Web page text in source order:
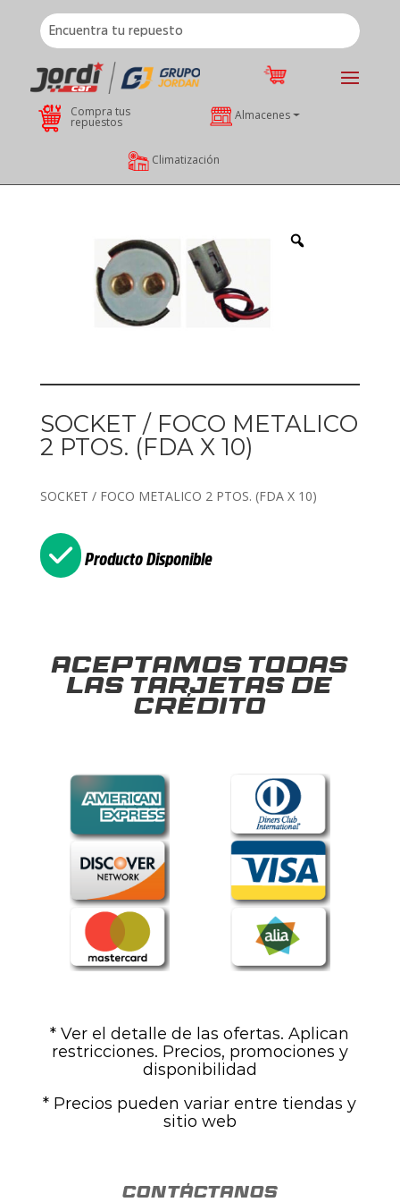
Compra tus
repuestos Almacenes
Climatización
SOCKET / FOCO METALICO
2 PTOS. (FDA X 10)
SOCKET / FOCO METALICO 2 PTOS. (FDA X 10)
Producto Disponible
Aceptamos todas
las tarjetas de
crédito
* Ver el detalle de las ofertas. Aplican
restricciones. Precios, promociones y
disponibilidad
* Precios pueden variar entre tiendas y
sitio web
contáctanos